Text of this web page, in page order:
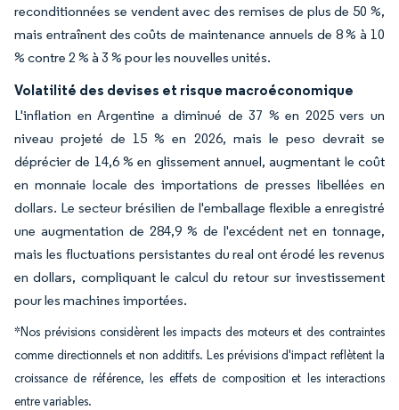
reconditionnées se vendent avec des remises de plus de 50 %,
mais entraînent des coûts de maintenance annuels de 8 % à 10
% contre 2 % à 3 % pour les nouvelles unités.
Volatilité des devises et risque macroéconomique
L'inflation en Argentine a diminué de 37 % en 2025 vers un
niveau projeté de 15 % en 2026, mais le peso devrait se
déprécier de 14,6 % en glissement annuel, augmentant le coût
en monnaie locale des importations de presses libellées en
dollars. Le secteur brésilien de l'emballage flexible a enregistré
une augmentation de 284,9 % de l'excédent net en tonnage,
mais les fluctuations persistantes du real ont érodé les revenus
en dollars, compliquant le calcul du retour sur investissement
pour les machines importées.
*Nos prévisions considèrent les impacts des moteurs et des contraintes
comme directionnels et non additifs. Les prévisions d'impact reflètent la
croissance de référence, les effets de composition et les interactions
entre variables.